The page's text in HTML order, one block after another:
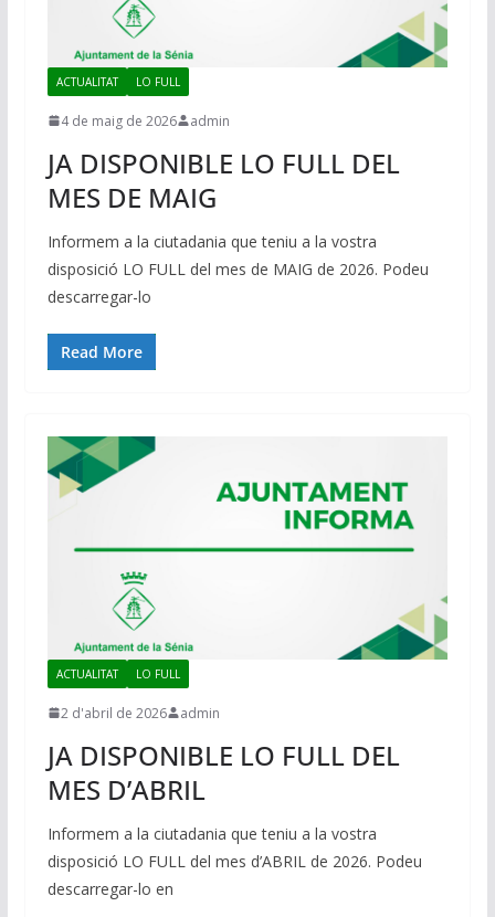
ACTUALITAT LO FULL
4 de maig de 2026 admin
JA DISPONIBLE LO FULL DEL
MES DE MAIG
Informem a la ciutadania que teniu a la vostra
disposició LO FULL del mes de MAIG de 2026. Podeu
descarregar-lo
Read More
ACTUALITAT LO FULL
2 d'abril de 2026 admin
JA DISPONIBLE LO FULL DEL
MES D’ABRIL
Informem a la ciutadania que teniu a la vostra
disposició LO FULL del mes d’ABRIL de 2026. Podeu
descarregar-lo en